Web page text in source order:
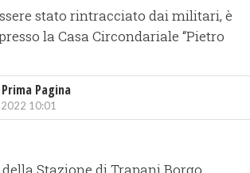
stato rintracciato dai militari, è
la Casa Circondariale “Pietro
Pagina
10:01